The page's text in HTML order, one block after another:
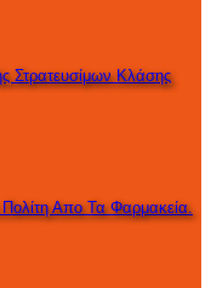
Στρατευσίμων Κλάσης
Απο Τα Φαρμακεία.